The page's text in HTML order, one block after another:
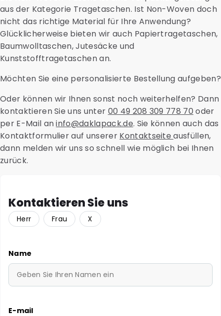
aus der Kategorie Tragetaschen. Ist Non-Woven doch
nicht das richtige Material für Ihre Anwendung?
Glücklicherweise bieten wir auch Papiertragetaschen,
Baumwolltaschen, Jutesäcke und
Kunststofftragetaschen an.
Möchten Sie eine personalisierte Bestellung aufgeben?
Oder können wir Ihnen sonst noch weiterhelfen? Dann
kontaktieren Sie uns unter 00 49 208 309 778 70 oder
per E-Mail aninfo@daklapack.de. Sie können auch das
Kontaktformulier auf unserer Kontaktseiteausfüllen,
dann melden wir uns so schnell wie möglich bei Ihnen
zurück.
Kontaktieren Sie uns
Herr Frau X
Name
E-mail